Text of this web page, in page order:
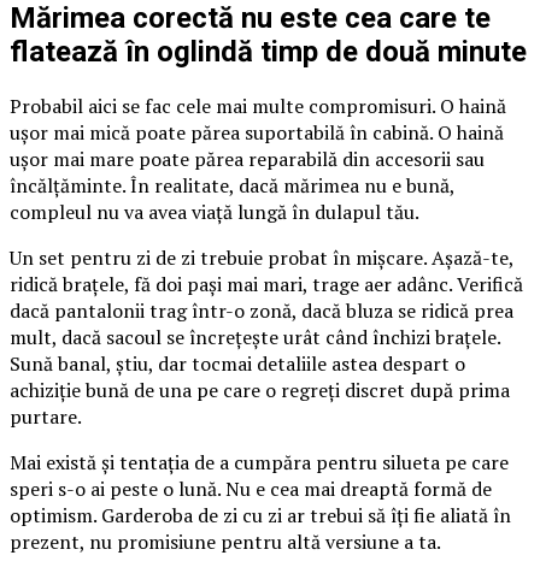
Mărimea corectă nu este cea care te
flatează în oglindă timp de două minute
Probabil aici se fac cele mai multe compromisuri. O haină
ușor mai mică poate părea suportabilă în cabină. O haină
ușor mai mare poate părea reparabilă din accesorii sau
încălțăminte. În realitate, dacă mărimea nu e bună,
compleul nu va avea viață lungă în dulapul tău.
Un set pentru zi de zi trebuie probat în mișcare. Așază-te,
ridică brațele, fă doi pași mai mari, trage aer adânc. Verifică
dacă pantalonii trag într-o zonă, dacă bluza se ridică prea
mult, dacă sacoul se încrețește urât când închizi brațele.
Sună banal, știu, dar tocmai detaliile astea despart o
achiziție bună de una pe care o regreți discret după prima
purtare.
Mai există și tentația de a cumpăra pentru silueta pe care
speri s-o ai peste o lună. Nu e cea mai dreaptă formă de
optimism. Garderoba de zi cu zi ar trebui să îți fie aliată în
prezent, nu promisiune pentru altă versiune a ta.